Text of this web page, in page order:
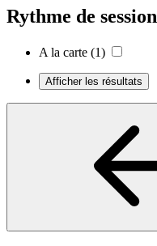
Rythme de session
A la carte (1)
Afficher les résultats